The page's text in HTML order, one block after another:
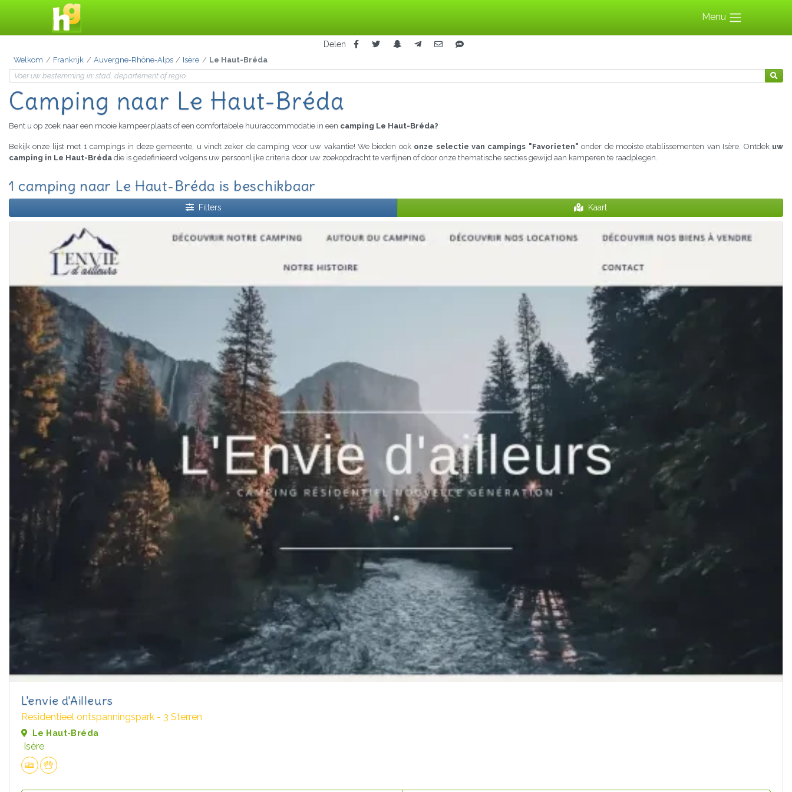
Menu
Delen
Welkom Frankrijk Auvergne-Rhône-Alps Isère Le Haut-Bréda
Camping naar Le Haut-Bréda
Bent u op zoek naar een mooie kampeerplaats of een comfortabele huuraccommodatie in een camping Le Haut-Bréda?
Bekijk onze lijst met 1 campings in deze gemeente, u vindt zeker de camping voor uw vakantie! We bieden ook onze selectie van campings "Favorieten" onder de mooiste etablissementen van Isère. Ontdek uw
camping in Le Haut-Bréda die is gedefinieerd volgens uw persoonlijke criteria door uw zoekopdracht te verfijnen of door onze thematische secties gewijd aan kamperen te raadplegen.
1 camping naar Le Haut-Bréda is beschikbaar
Filters Kaart
L'envie d'Ailleurs
Residentieel ontspanningspark - 3 Sterren
Le Haut-Bréda
Isère